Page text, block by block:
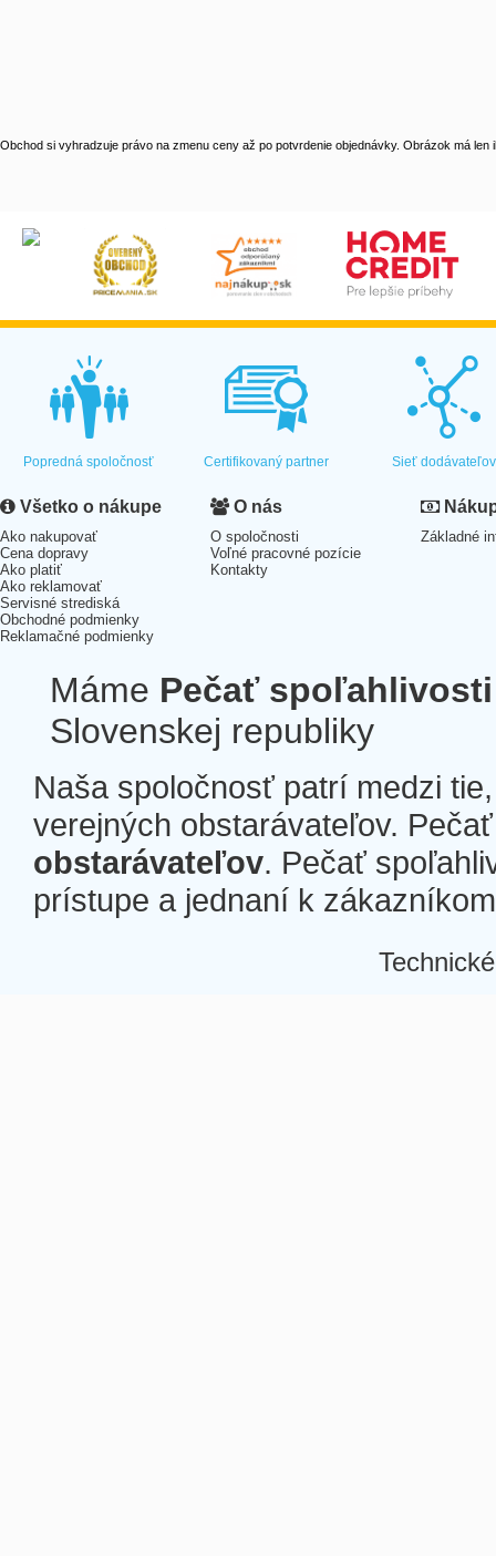
Obchod si vyhradzuje právo na zmenu ceny až po potvrdenie objednávky. Obrázok má len
Popredná spoločnosť Certifikovaný partner Sieť dodávateľov
Všetko o nákupe
Ako nakupovať
Cena dopravy
Ako platiť
Ako reklamovať
Servisné strediská
Obchodné podmienky
Reklamačné podmienky
O nás
O spoločnosti
Voľné pracovné pozície
Kontakty
Základné
Máme Pečať spoľahlivosti
Slovenskej republiky
Naša spoločnosť patrí medzi
verejných obstarávateľov.
obstarávateľov. Pečať
prístupe a jednaní k